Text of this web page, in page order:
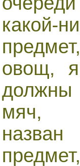
какой-
овощ,
мяч,